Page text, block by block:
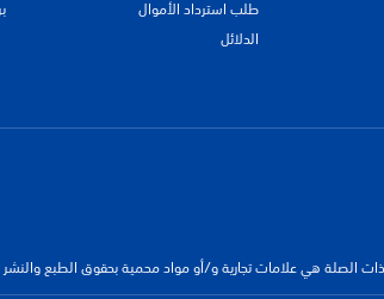
طلب استرداد الأموال
الدلائل
ذات الصلة هي علامات تجارية و/أو مواد محمية بحقوق الطبع